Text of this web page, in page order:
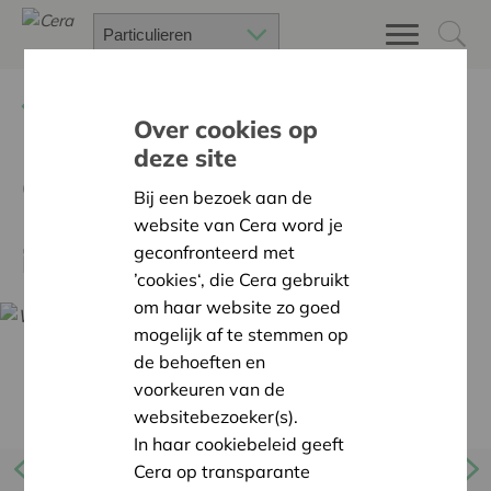
Opname Webinar -
Beleggen in water: het glas
is halfvol
Over cookies op
deze site
Bij een bezoek aan de
website van Cera word je
geconfronteerd met
’cookies‘, die Cera gebruikt
om haar website zo goed
mogelijk af te stemmen op
de behoeften en
voorkeuren van de
websitebezoeker(s).
In haar cookiebeleid geeft
Cera op transparante